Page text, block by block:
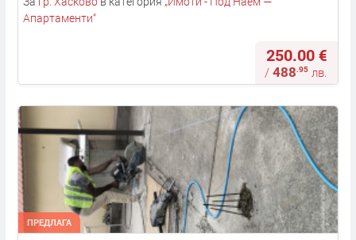
Апартаменти“
250.00 €
/488.95 лв.
ПРЕДЛАГА